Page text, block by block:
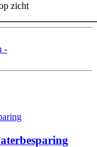
zicht
-